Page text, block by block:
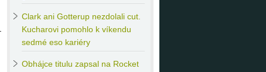
Clark ani Gotterup nezdolali cut.
Kucharovi pomohlo k víkendu
sedmé eso kariéry
Obhájce titulu zapsal na Rocket